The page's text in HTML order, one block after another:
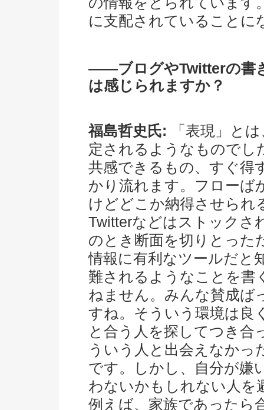
に支配されていることに
――ブログやTwitterの書
は感じられますか？
福島哲史氏: 「表現」と
定されるようなものでし
共感できるもの、すぐ得
かり流れます。フローば
けどどこか納得させられ
Twitterなどはストックさ
のとき断面を切りとった
情報に有利なツールだと
難されるようなことを書
ねません。みんな賛成ば
すね。そういう環境は良
と合う人を探してつき合
ういう人と出会えなかっ
です。しかし、自分が嫌
わないかもしれない人を
例えば、家族であったら